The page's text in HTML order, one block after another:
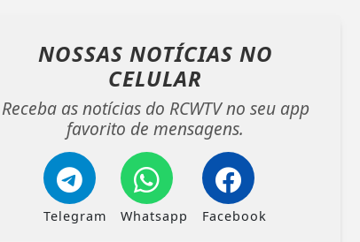
NOSSAS NOTÍCIAS NO
CELULAR
Receba as notícias do RCWTV no seu app
favorito de mensagens.
Telegram Whatsapp Facebook